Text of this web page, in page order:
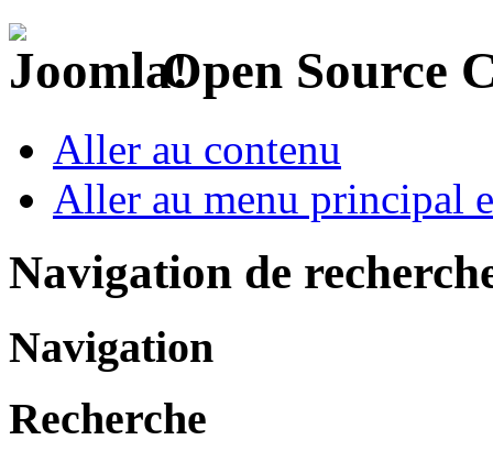
Open Source
Aller au contenu
Aller au menu principal
Navigation de
Navigation
Recherche